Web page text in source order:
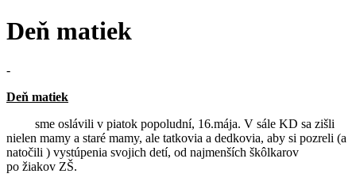
Deň matiek
-
Deň matiek
sme oslávili v piatok popoludní, 16.mája. V sále KD sa zišli
nielen mamy a staré mamy, ale tatkovia a dedkovia, aby si pozreli (a
natočili ) vystúpenia svojich detí, od najmenších škôlkarov
po žiakov ZŠ.